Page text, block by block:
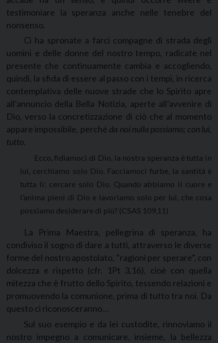
testimoniare la speranza anche nelle tenebre del
nonsenso.
Ci ha spronate a farci compagne di strada degli
uomini e delle donne del nostro tempo, radicate nel
presente che continuamente cambia e accogliendo,
quindi, la sfida di essere al passo con i tempi, in ricerca
contemplativa delle nuove strade che lo Spirito apre
all’annuncio della Bella Notizia, aperte all’avvenire di
Dio, verso la concretizzazione di ciò che al momento
appare impossibile, perché da noi nulla possiamo; con lui,
tutto.
Ecco, fidiamoci di Dio, la nostra speranza è tutta in
lui, cerchiamo solo Dio. Facciamoci furbe, la santità è
tutta lì: cercare solo Dio. Quando abbiamo il cuore e
l’anima pieni di Dio e lavoriamo solo per lui, che cosa
possiamo desiderare di più? (CSAS 109,11)
La Prima Maestra, pellegrina di speranza, ha
condiviso il sogno di dare a tutti, attraverso le diverse
forme del nostro apostolato, “ragioni per sperare”, con
dolcezza e rispetto (cfr. 1Pt 3,16), cioè con quella
mitezza che è frutto dello Spirito, tessendo relazioni e
promuovendo la comunione, prima di tutto tra noi. Da
questo ci riconosceranno…
Sul suo esempio e da lei custodite, rinnoviamo il
nostro impegno a comunicare, insieme, la bellezza